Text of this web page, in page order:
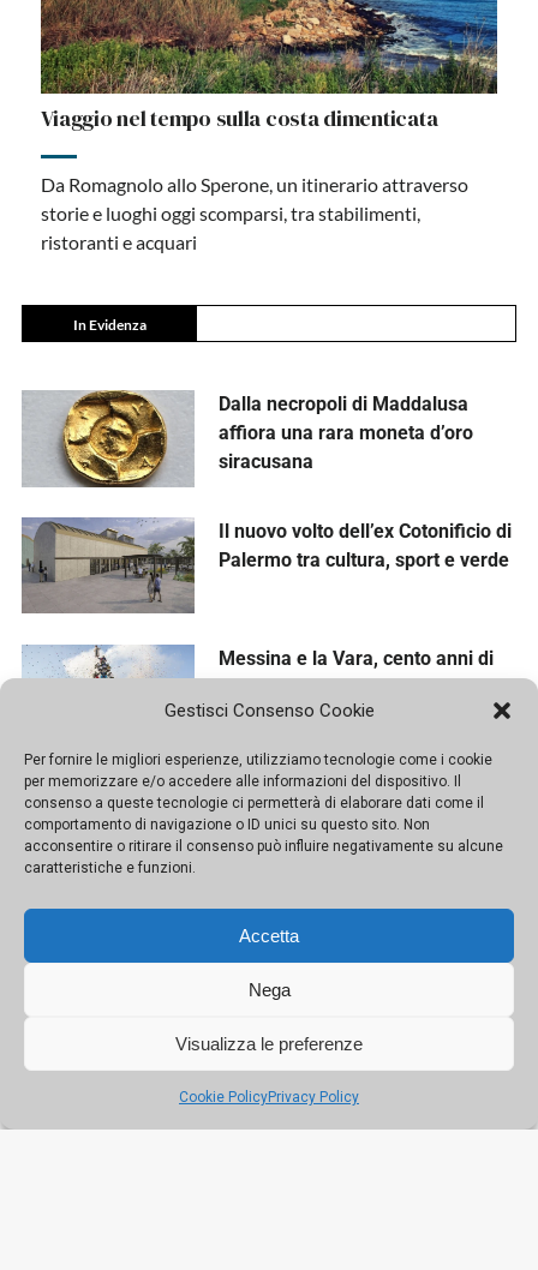
Gestisci Consenso Cookie
Per fornire le migliori esperienze, utilizziamo tecnologie come i cookie
per memorizzare e/o accedere alle informazioni del dispositivo. Il
consenso a queste tecnologie ci permetterà di elaborare dati come il
comportamento di navigazione o ID unici su questo sito. Non
acconsentire o ritirare il consenso può influire negativamente su alcune
caratteristiche e funzioni.
Accetta
Nega
Visualizza le preferenze
Cookie PolicyPrivacy Policy
Viaggio nel tempo sulla costa dimenticata
Da Romagnolo allo Sperone, un itinerario attraverso
storie e luoghi oggi scomparsi, tra stabilimenti,
ristoranti e acquari
In Evidenza
Dalla necropoli di Maddalusa
affiora una rara moneta d’oro
siracusana
Il nuovo volto dell’ex Cotonificio di
Palermo tra cultura, sport e verde
Messina e la Vara, cento anni di
Prove di rinascita per Baglio
Scorzadenaro: diventerà un
centro sociale aperto alla città
all’invisibile, in mostra l’arte di
Agrigento due mostre con opere